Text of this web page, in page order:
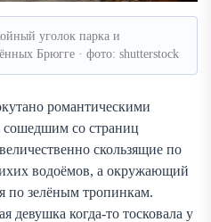
уголок парка и
Брюгге · фото: shutterstock
романтическими
сошедшим со страниц
скользящие по
водоёмов, а окружающий
по зелёным тропинкам.
девушка когда-то тосковала у